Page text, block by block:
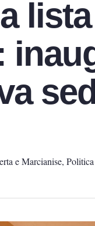
e Marcianise, Politica